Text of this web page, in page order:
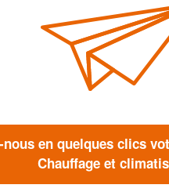
nous en quelques clics
Chauffage et